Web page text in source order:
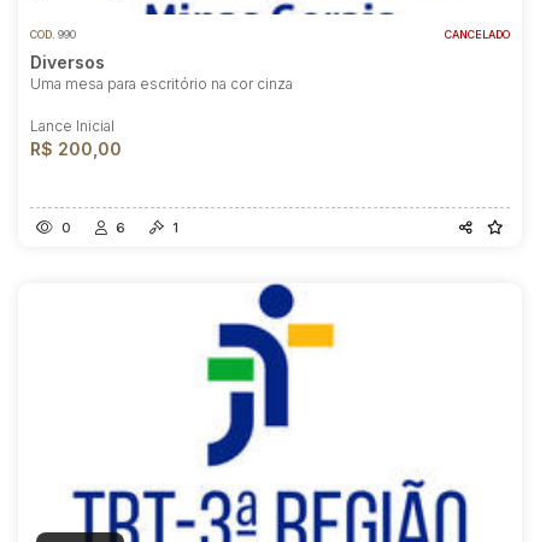
Habilite-se para efetuar lances ou
COD. 990 CANCELADO
Diversos
Uma mesa para escritório na cor cinza
Lance Inicial
R$ 200,00
0 6 1